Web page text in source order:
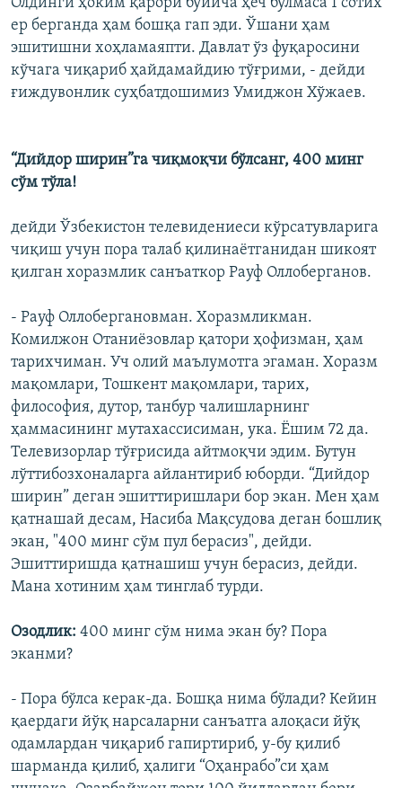
Олдинги ҳоким қарори бўйича ҳеч бўлмаса 1 сотих
ер берганда ҳам бошқа гап эди. Ўшани ҳам
эшитишни хоҳламаяпти. Давлат ўз фуқаросини
кўчага чиқариб ҳайдамайдию тўғрими, - дейди
ғиждувонлик суҳбатдошимиз Умиджон Хўжаев.
“Дийдор ширин”га чиқмоқчи бўлсанг, 400 минг
сўм тўла!
дейди Ўзбекистон телевидениеси кўрсатувларига
чиқиш учун пора талаб қилинаётганидан шикоят
қилган хоразмлик санъаткор Рауф Оллоберганов.
- Рауф Оллобергановман. Хоразмликман.
Комилжон Отаниëзовлар қатори ҳофизман, ҳам
тарихчиман. Уч олий маълумотга эгаман. Хоразм
мақомлари, Тошкент мақомлари, тарих,
философия, дутор, танбур чалишларнинг
ҳаммасининг мутахассисиман, ука. Ëшим 72 да.
Телевизорлар тўғрисида айтмоқчи эдим. Бутун
лўттибозхоналарга айлантириб юборди. “Дийдор
ширин” деган эшиттиришлари бор экан. Мен ҳам
қатнашай десам, Насиба Мақсудова деган бошлиқ
экан, "400 минг сўм пул берасиз", дейди.
Эшиттиришда қатнашиш учун берасиз, дейди.
Мана хотиним ҳам тинглаб турди.
Озодлик: 400 минг сўм нима экан бу? Пора
эканми?
- Пора бўлса керак-да. Бошқа нима бўлади? Кейин
қаердаги йўқ нарсаларни санъатга алоқаси йўқ
одамлардан чиқариб гапиртириб, у-бу қилиб
шарманда қилиб, ҳалиги “Оҳанрабо”си ҳам